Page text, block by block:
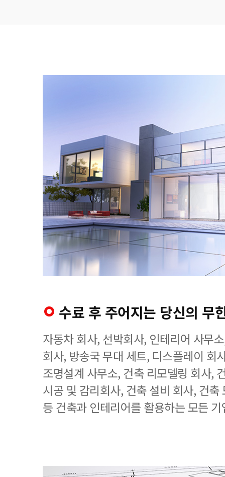
수료 후 주어지는 당신의 무
자동차 회사, 선박회사, 인테리어 사무
회사, 방송국 무대 세트, 디스플레이 회
조명설계 사무소, 건축 리모델링 회사,
시공 및 감리회사, 건축 설비 회사, 건축
등 건축과 인테리어를 활용하는 모든